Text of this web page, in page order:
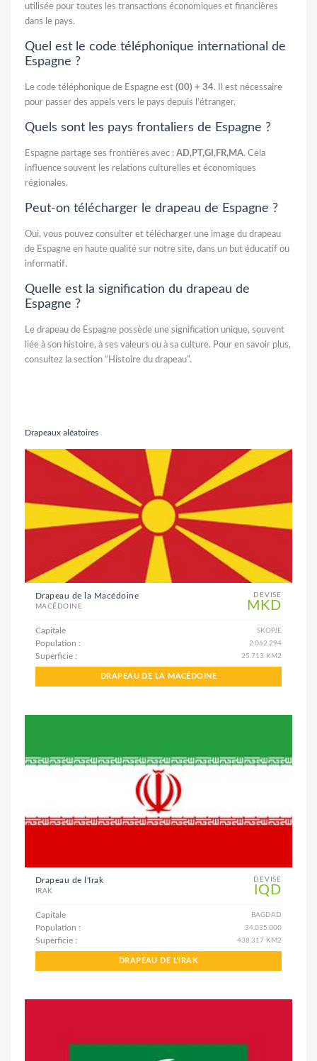
utilisée pour toutes les transactions économiques et financières
dans le pays.
Quel est le code téléphonique international de
Espagne ?
Le code téléphonique de Espagne est (00) + 34. Il est nécessaire
pour passer des appels vers le pays depuis l’étranger.
Quels sont les pays frontaliers de Espagne ?
Espagne partage ses frontières avec : AD,PT,GI,FR,MA. Cela
influence souvent les relations culturelles et économiques
régionales.
Peut-on télécharger le drapeau de Espagne ?
Oui, vous pouvez consulter et télécharger une image du drapeau
de Espagne en haute qualité sur notre site, dans un but éducatif ou
informatif.
Quelle est la signification du drapeau de
Espagne ?
Le drapeau de Espagne possède une signification unique, souvent
liée à son histoire, à ses valeurs ou à sa culture. Pour en savoir plus,
consultez la section “Histoire du drapeau”.
Drapeaux aléatoires
DEVISE
MKD
Drapeau de la Macédoine
MACÉDOINE
Capitale SKOPJE
Population : 2.062.294
Superficie : 25.713 KM2
DRAPEAU DE LA MACÉDOINE
DEVISE
IQD
Drapeau de l'Irak
IRAK
Capitale BAGDAD
Population : 34.035.000
Superficie : 438.317 KM2
DRAPEAU DE L'IRAK